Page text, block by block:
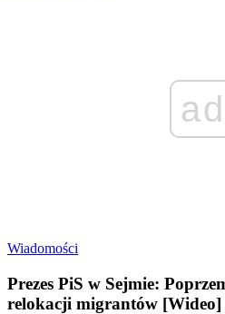
ad
Wiadomości
Prezes PiS w Sejmie:
relokacji migrantów [Wideo]